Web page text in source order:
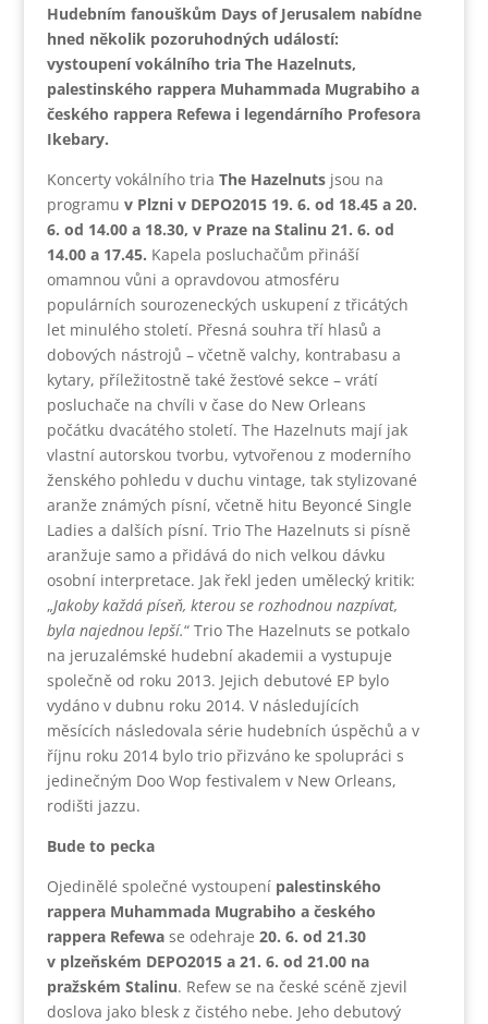
Hudebním fanouškům Days of Jerusalem nabídne
hned několik pozoruhodných událostí:
vystoupení vokálního tria The Hazelnuts,
palestinského rappera Muhammada Mugrabiho a
českého rappera Refewa i legendárního Profesora
Ikebary.
Koncerty vokálního tria The Hazelnutsjsou na
programu v Plzni v DEPO2015 19. 6. od 18.45 a 20.
6. od 14.00 a 18.30, v Praze na Stalinu 21. 6. od
14.00 a 17.45. Kapela posluchačům přináší
omamnou vůni a opravdovou atmosféru
populárních sourozeneckých uskupení z třicátých
let minulého století. Přesná souhra tří hlasů a
dobových nástrojů – včetně valchy, kontrabasu a
kytary, příležitostně také žesťové sekce – vrátí
posluchače na chvíli v čase do New Orleans
počátku dvacátého století. The Hazelnuts mají jak
vlastní autorskou tvorbu, vytvořenou z moderního
ženského pohledu v duchu vintage, tak stylizované
aranže známých písní, včetně hitu Beyoncé Single
Ladies a dalších písní. Trio The Hazelnuts si písně
aranžuje samo a přidává do nich velkou dávku
osobní interpretace. Jak řekl jeden umělecký kritik:
„Jakoby každá píseň, kterou se rozhodnou nazpívat,
byla najednou lepší.“ Trio The Hazelnuts se potkalo
na jeruzalémské hudební akademii a vystupuje
společně od roku 2013. Jejich debutové EP bylo
vydáno v dubnu roku 2014. V následujících
měsících následovala série hudebních úspěchů a v
říjnu roku 2014 bylo trio přizváno ke spolupráci s
jedinečným Doo Wop festivalem v New Orleans,
rodišti jazzu.
Bude to pecka
Ojedinělé společné vystoupenípalestinského
rappera Muhammada Mugrabiho a českého
rappera Refewase odehraje 20. 6. od 21.30
v plzeňském DEPO2015 a 21. 6. od 21.00 na
pražském Stalinu. Refew se na české scéně zjevil
doslova jako blesk z čistého nebe. Jeho debutový